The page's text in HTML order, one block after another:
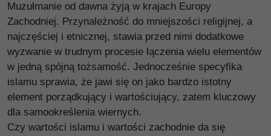
Muzułmanie od dawna żyją w krajach Europy
Zachodniej. Przynależność do mniejszości religijnej, a
najczęściej i etnicznej, stawia przed nimi dodatkowe
wyzwanie w trudnym procesie łączenia wielu elementów
w jedną spójną tożsamość. Jednocześnie specyfika
islamu sprawia, że jawi się on jako bardzo istotny
element porządkujący i wartościujący, zatem kluczowy
dla samookreślenia wiernych.
Czy wartości islamu i wartości zachodnie da się